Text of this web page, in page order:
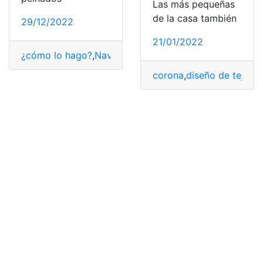
29/12/2022
¿cómo lo hago?,Navidad
Las más pequeñas
de la casa también
21/01/2022
corona,diseño de tejido